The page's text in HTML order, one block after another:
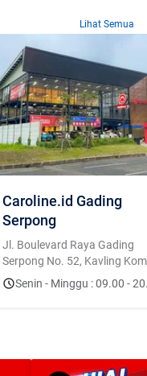
Lihat Semua
Caroline.id Gading
Serpong
Jl. Boulevard Raya Gading
Serpong No. 52, Kavling
Bolsena, Curug Sangereng,
Klp. Dua, Tangerang, Banten
Senin - Minggu : 09.00 -